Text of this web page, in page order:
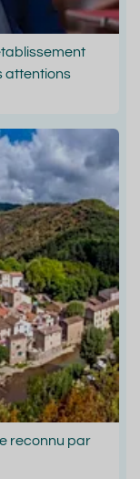
attentions
reconnu par